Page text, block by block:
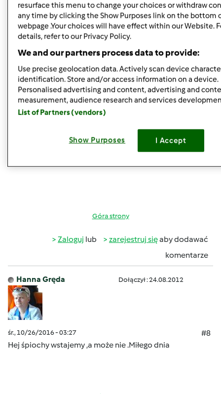
Góra strony
Zalogujlub zarejestruj się
komentarze
Hanna Gręda Dołączył : 24.08.2012
#7
Szybciutko i cieplutko Was witam
Góra strony
Zaloguj lub zarejestruj sięaby dodawać
komentarze
Hanna Gręda Dołączył : 24.08.2012
śr., 10/26/2016 - 03:27
#8
Hej śpiochy wstajemy ,a może nie .Miłego dnia
resurface this menu to change your choices or withdraw
any time by clicking the Show Purposes link on the bottom
webpage .Your choices will have effect within our Website.
details, refer to our Privacy Policy.
We and our partners process data to provide:
Use precise geolocation data. Actively scan device
identification. Store and/or access information on a device.
Personalised advertising and content, advertising and
measurement, audience research and services
List of Partners (vendors)
Show Purposes I Accept